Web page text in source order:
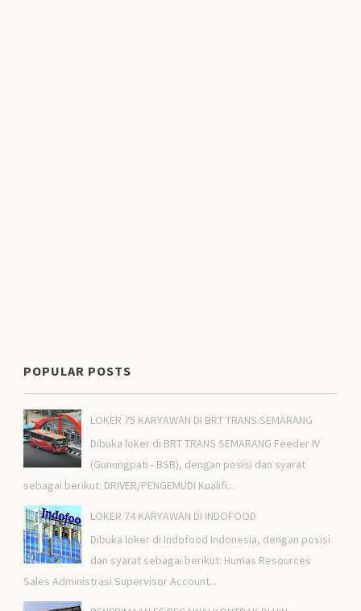
POPULAR POSTS
LOKER 75 KARYAWAN DI BRT TRANS SEMARANG
Dibuka loker di BRT TRANS SEMARANG Feeder IV
(Gunungpati - BSB), dengan posisi dan syarat
sebagai berikut: DRIVER/PENGEMUDI Kualifi...
LOKER 74 KARYAWAN DI INDOFOOD
Dibuka loker di Indofood Indonesia, dengan posisi
dan syarat sebagai berikut: Humas Resources
Sales Administrasi Supervisor Account...